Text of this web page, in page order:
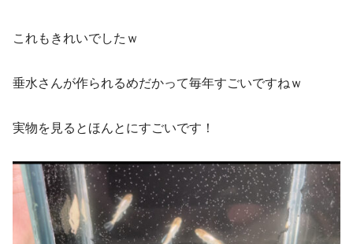
これもきれいでしたｗ
垂水さんが作られるめだかって毎年すごいですねｗ
実物を見るとほんとにすごいです！